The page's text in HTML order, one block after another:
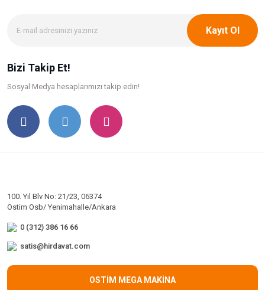
Kayıt Ol
Bizi Takip Et!
Sosyal Medya hesaplarımızı takip edin!
100. Yıl Blv No: 21/23, 06374
Ostim Osb/ Yenimahalle/Ankara
0 (312) 386 16 66
satis@hirdavat.com
OSTİM MEGA MAKİNA